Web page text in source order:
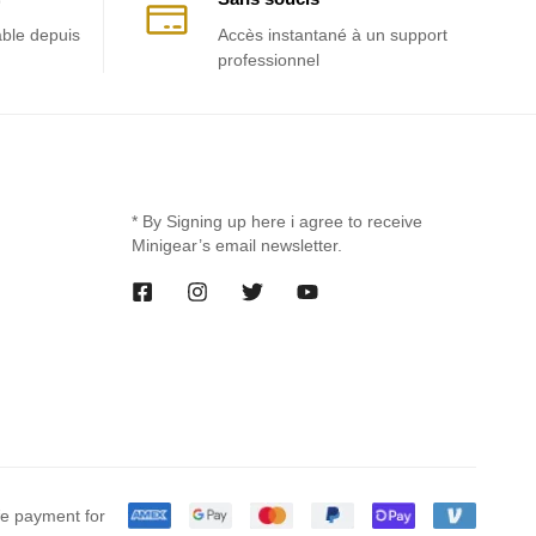
depuis
Accès instantané à un support
professionnel
* By Signing up here i agree to receive
Minigear’s email newsletter.
payment for